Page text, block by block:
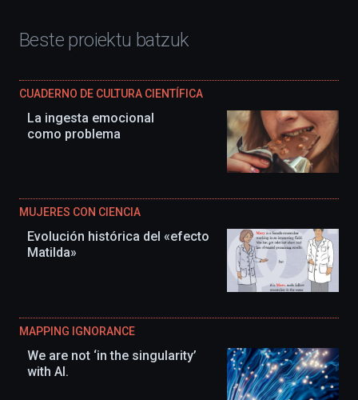
Beste proiektu batzuk
CUADERNO DE CULTURA CIENTÍFICA
La ingesta emocional
como problema
MUJERES CON CIENCIA
Evolución histórica del «efecto
Matilda»
MAPPING IGNORANCE
We are not ‘in the singularity’
with AI.